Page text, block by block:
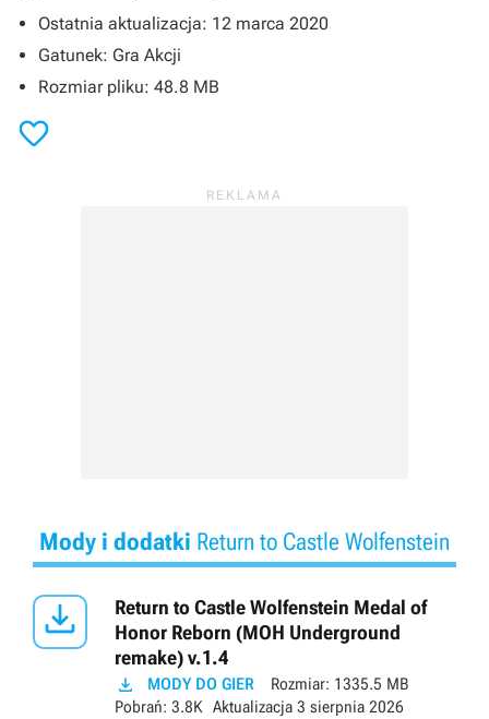
Ostatnia aktualizacja: 12 marca 2020
Gatunek: Gra Akcji
Rozmiar pliku: 48.8 MB

Mody i dodatki Return to Castle Wolfenstein

Return to Castle Wolfenstein Medal of
Honor Reborn (MOH Underground
remake) v.1.4
 MODY DO GIER Rozmiar: 1335.5 MB
Pobrań: 3.8K Aktualizacja 3 sierpnia 2026